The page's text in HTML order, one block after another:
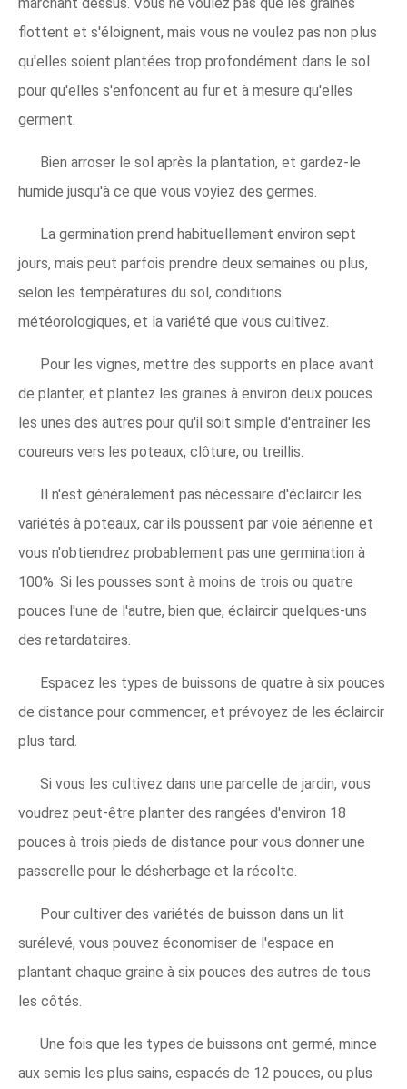
marchant dessus. Vous ne voulez pas que les graines
flottent et s'éloignent, mais vous ne voulez pas non plus
qu'elles soient plantées trop profondément dans le sol
pour qu'elles s'enfoncent au fur et à mesure qu'elles
germent.
Bien arroser le sol après la plantation, et gardez-le
humide jusqu'à ce que vous voyiez des germes.
La germination prend habituellement environ sept
jours, mais peut parfois prendre deux semaines ou plus,
selon les températures du sol, conditions
météorologiques, et la variété que vous cultivez.
Pour les vignes, mettre des supports en place avant
de planter, et plantez les graines à environ deux pouces
les unes des autres pour qu'il soit simple d'entraîner les
coureurs vers les poteaux, clôture, ou treillis.
Il n'est généralement pas nécessaire d'éclaircir les
variétés à poteaux, car ils poussent par voie aérienne et
vous n'obtiendrez probablement pas une germination à
100%. Si les pousses sont à moins de trois ou quatre
pouces l'une de l'autre, bien que, éclaircir quelques-uns
des retardataires.
Espacez les types de buissons de quatre à six pouces
de distance pour commencer, et prévoyez de les éclaircir
plus tard.
Si vous les cultivez dans une parcelle de jardin, vous
voudrez peut-être planter des rangées d'environ 18
pouces à trois pieds de distance pour vous donner une
passerelle pour le désherbage et la récolte.
Pour cultiver des variétés de buisson dans un lit
surélevé, vous pouvez économiser de l'espace en
plantant chaque graine à six pouces des autres de tous
les côtés.
Une fois que les types de buissons ont germé, mince
aux semis les plus sains, espacés de 12 pouces, ou plus